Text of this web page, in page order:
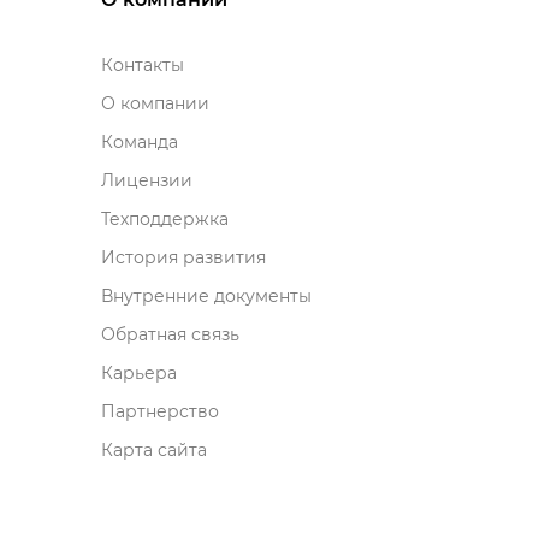
Контакты
О компании
Команда
Лицензии
Техподдержка
История развития
нутренние документы
Обратная связь
Карьера
Партнерство
Карта сайта